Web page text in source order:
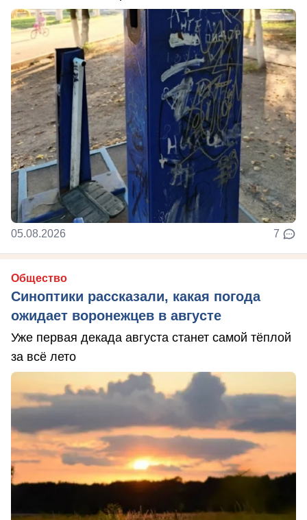
05.08.2026 7
Общество
Синоптики рассказали, какая погода
ожидает воронежцев в августе
Уже первая декада августа станет самой тёплой
за всё лето